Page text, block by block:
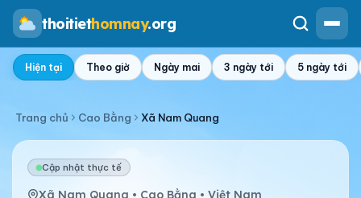
thoitiethomnay.org
Hiện tại Theo giờ Ngày mai 3 ngày tới 5 ngày tới
Trang chủ Cao Bằng Xã Nam Quang
Cập nhật thực tế
Xã Nam Quang • Cao Bằng • Việt Nam